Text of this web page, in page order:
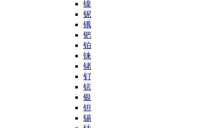
镍
铌
锇
钯
铂
铼
铑
钌
钪
银
钽
锡